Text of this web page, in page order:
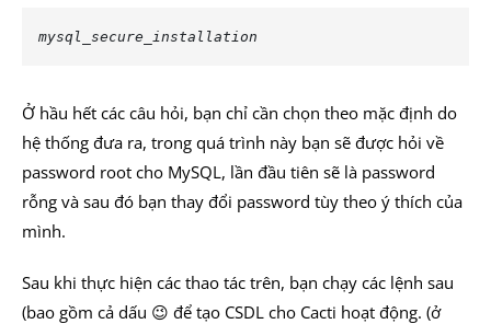
mysql_secure_installation
Ở hầu hết các câu hỏi, bạn chỉ cần chọn theo mặc định do
hệ thống đưa ra, trong quá trình này bạn sẽ được hỏi về
password root cho MySQL, lần đầu tiên sẽ là password
rỗng và sau đó bạn thay đổi password tùy theo ý thích của
mình.
Sau khi thực hiện các thao tác trên, bạn chạy các lệnh sau
(bao gồm cả dấu 😉 để tạo CSDL cho Cacti hoạt động. (ở